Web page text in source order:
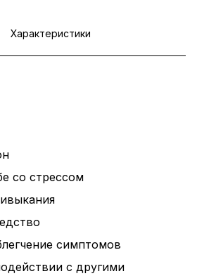
Характеристики
со стрессом
симптомов
с другими